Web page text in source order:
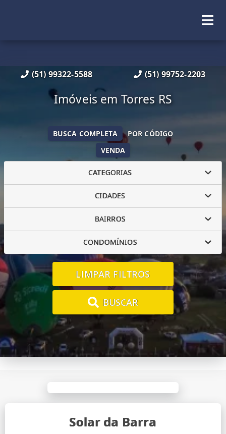
(51) 99322-5588 (51) 99752-2203
Imóveis em Torres RS
VENDA
BUSCA COMPLETA POR CÓDIGO
CATEGORIAS
CIDADES
BAIRROS
CONDOMÍNIOS
LIMPAR FILTROS
BUSCAR
Solar da Barra